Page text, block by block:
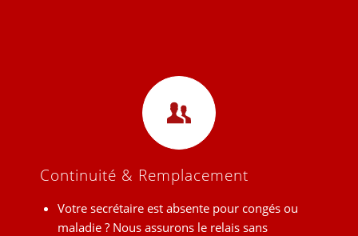
Continuité & Remplacement
Votre secrétaire est absente pour congés ou
maladie ? Nous assurons le relais sans